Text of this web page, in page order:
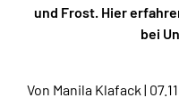
und Frost. Hier
bei
Von Manila Klafack |